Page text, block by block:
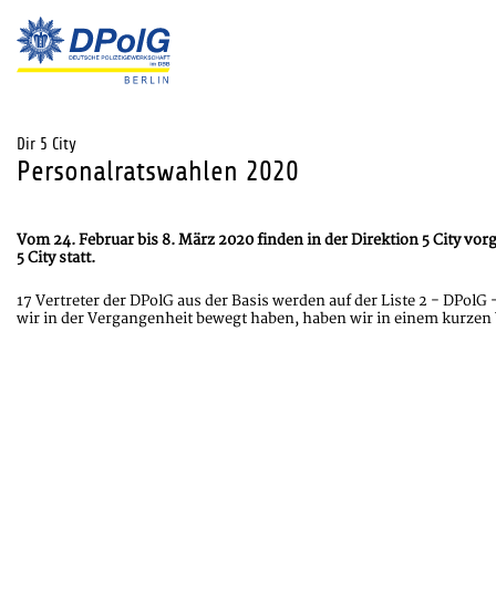
Dir 5 City
Personalratswahlen 2020
Vom 24. Februar bis 8. März 2020 finden in der Direktion 5 City
5 City statt.
17 Vertreter der DPolG aus der Basis werden auf der Liste 2 -
wir in der Vergangenheit bewegt haben, haben wir in einem kurzen